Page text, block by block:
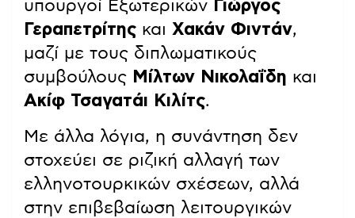
υπουργοί Εξωτερικών Γιώργος
Γεραπετρίτης και Χακάν Φιντάν,
μαζί με τους διπλωματικούς
συμβούλους Μίλτων Νικολαΐδη και
Ακίφ Τσαγατάι Κιλίτς.
Με άλλα λόγια, η συνάντηση δεν
στοχεύει σε ριζική αλλαγή των
ελληνοτουρκικών σχέσεων, αλλά
στην επιβεβαίωση λειτουργικών